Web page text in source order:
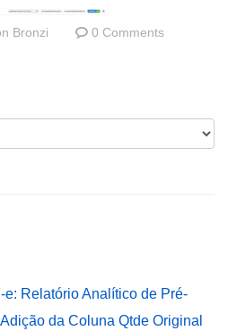
Bronzi 0 Comments
e: Relatório Analítico de Pré-
da Coluna Qtde Original